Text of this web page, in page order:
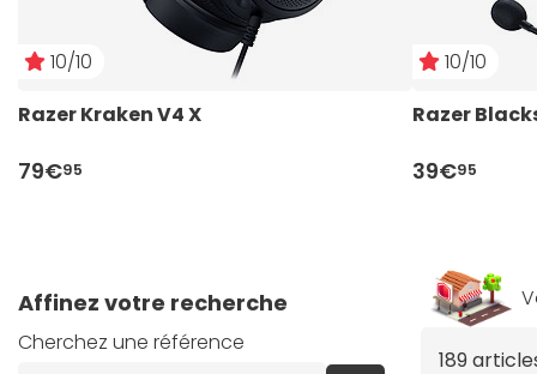
10/10
Razer Kraken V4 X
79€95
10/10
Razer
39€95
Affinez votre recherche
Cherchez une référence
189